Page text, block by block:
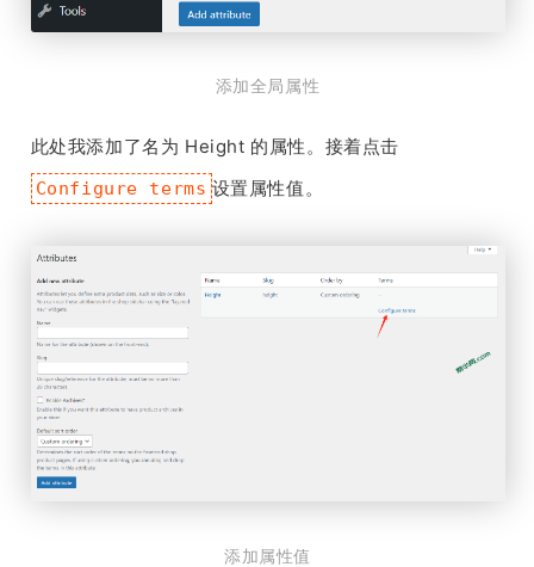
添加全局属性
此处我添加了名为 Height 的属性。接着点击
Configure terms 设置属性值。
添加属性值